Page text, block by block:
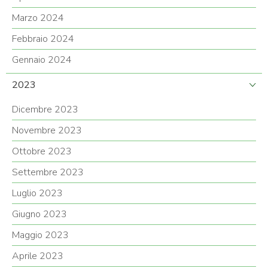
Marzo 2024
Febbraio 2024
Gennaio 2024
2023
Dicembre 2023
Novembre 2023
Ottobre 2023
Settembre 2023
Luglio 2023
Giugno 2023
Maggio 2023
Aprile 2023